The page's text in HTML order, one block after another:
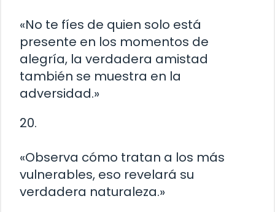
«No te fíes de quien solo está
presente en los momentos de
alegría, la verdadera amistad
también se muestra en la
adversidad.»
20.
«Observa cómo tratan a los más
vulnerables, eso revelará su
verdadera naturaleza.»